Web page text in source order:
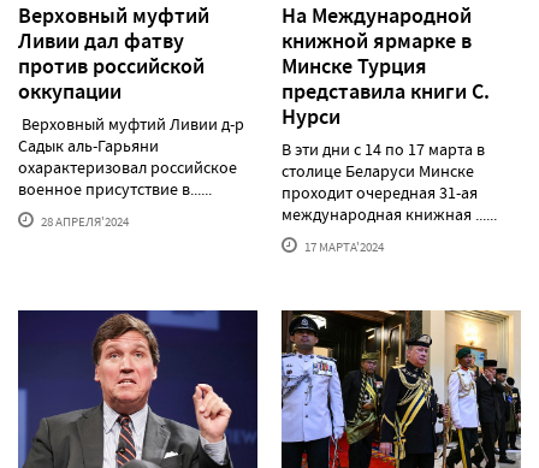
Верховный муфтий
Ливии дал фатву
против российской
оккупации
Верховный муфтий Ливии д-р
Садык аль-Гарьяни
охарактеризовал российское
военное присутствие в......
28 АПРЕЛЯ'2024
На Международной
книжной ярмарке в
Минске Турция
представила книги С.
Нурси
В эти дни с 14 по 17 марта в
столице Беларуси Минске
проходит очередная 31-ая
международная книжная ......
17 МАРТА'2024